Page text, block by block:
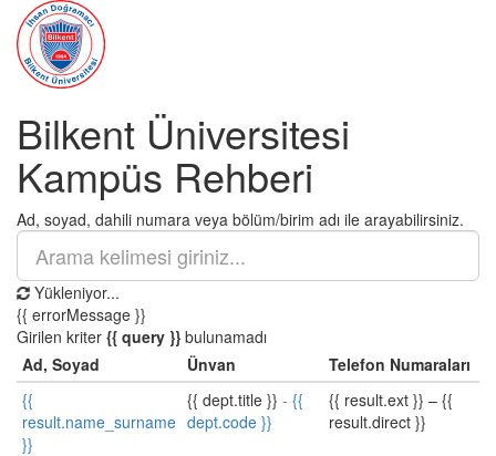
Bilkent Üniversitesi
Kampüs Rehberi
Ad, soyad, dahili numara veya bölüm/birim adı ile arayabilirsiniz.
Yükleniyor...
{{ errorMessage }}
Girilen kriter {{ query }} bulunamadı
Ad, Soyad
Ünvan
Telefon Numaraları
{{
result.name_surname
}}
{{ dept.title }} - {{
dept.code }}
{{ result.ext }} – {{
result.direct }}